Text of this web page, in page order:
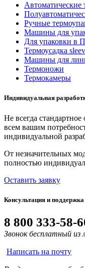
Ручные
Машины для
Для упаковки
Термоусадка
Машины для
Термоножи
Термокамеры
Индивидуальная
Не всегда
всем вашим
индивидуальной
От незначительных
полностью
Оставить заявку
Консультация и поддержка
8 800 333-58-
Звонок бесплатный из
Написать на почту